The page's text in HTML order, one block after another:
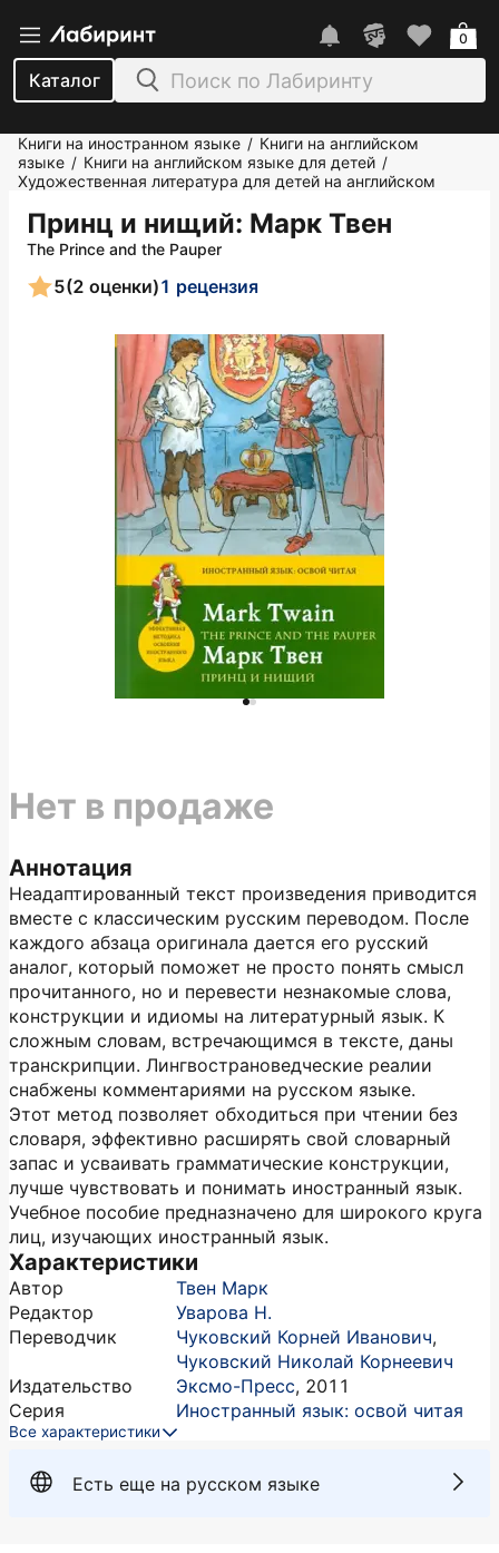
Каталог
0
Книги на иностранном языке / Книги на английском
языке / Книги на английском языке для детей /
Художественная литература для детей на английском
Принц и нищий: Марк Твен
The Prince and the Pauper
5(2 оценки)1 рецензия
Есть еще на русском языке
Аннотация
Неадаптированный текст произведения приводится
вместе с классическим русским переводом. После
каждого абзаца оригинала дается его русский
аналог, который поможет не просто понять смысл
прочитанного, но и перевести незнакомые слова,
конструкции и идиомы на литературный язык. К
сложным словам, встречающимся в тексте, даны
транскрипции. Лингвострановедческие реалии
снабжены комментариями на русском языке.
Этот метод позволяет обходиться при чтении без
словаря, эффективно расширять свой словарный
запас и усваивать грамматические конструкции,
лучше чувствовать и понимать иностранный язык.
Учебное пособие предназначено для широкого круга
лиц, изучающих иностранный язык.
Характеристики
Автор
Твен Марк
Редактор
Уварова Н.
Переводчик
Чуковский Корней Иванович,
Чуковский Николай Корнеевич
Издательство
Эксмо-Пресс, 2011
Серия
Иностранный язык: освой читая
Все характеристики
Нет в продаже